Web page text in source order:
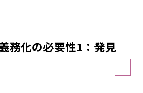
務化の必要性1：発見